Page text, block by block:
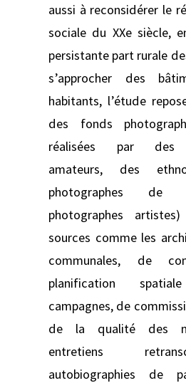
aussi à reconsidérer le
sociale du XXe siècle,
persistante part rurale
s’approcher des
habitants, l’étude
des fonds
réalisées par des
amateurs, des
photographes de
photographes
sources comme les
communales, de
planification
campagnes, de
de la qualité des
entretiens
autobiographies de